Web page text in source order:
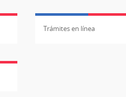
Trámites en línea